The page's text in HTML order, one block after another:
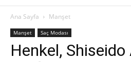
Ana Sayfa Manşet
Manşet Saç Modası
Henkel,